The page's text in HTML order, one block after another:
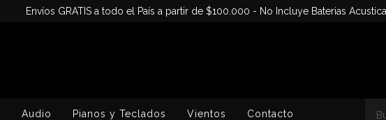
Envíos GRATIS a todo el País a partir de $100.000 - No Incluye Baterias
Audio Pianos y Teclados Vientos Contacto